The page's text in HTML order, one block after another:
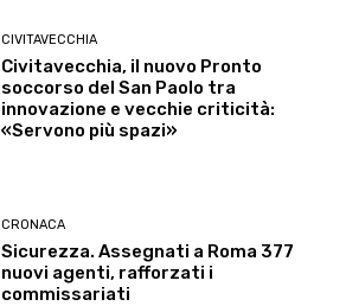
CIVITAVECCHIA
Civitavecchia, il nuovo Pronto
soccorso del San Paolo tra
innovazione e vecchie criticità:
«Servono più spazi»
CRONACA
Sicurezza. Assegnati a Roma 377
nuovi agenti, rafforzati i
commissariati